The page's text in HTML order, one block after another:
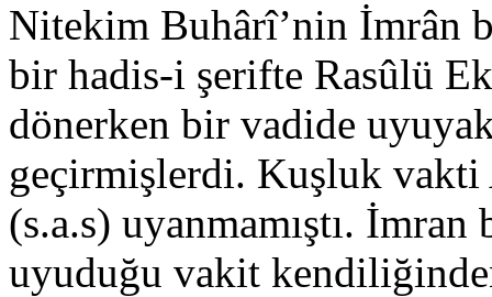
Nitekim Buhârî’nin İmrân
bir hadis-i şerifte Rasûlü
dönerken bir vadide
geçirmişlerdi. Kuşluk vakti
(s.a.s) uyanmamıştı.
uyuduğu vakit